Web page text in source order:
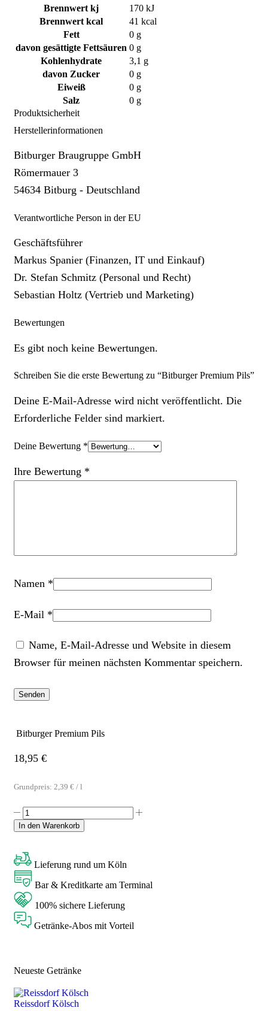
Brennwert kj 170 kJ
Brennwert kcal
41 kcal
Fett
0 g
davon gesättigte Fettsäuren 0 g
Kohlenhydrate
3,1 g
davon Zucker 0 g
Eiweiß
0 g
Salz
0 g
Produktsicherheit
Herstellerinformationen
Bitburger Braugruppe GmbH
Römermauer 3
54634 Bitburg - Deutschland
Verantwortliche Person in der EU
Geschäftsführer
Markus Spanier (Finanzen, IT und Einkauf)
Dr. Stefan Schmitz (Personal und Recht)
Sebastian Holtz (Vertrieb und Marketing)
Bewertungen
Es gibt noch keine Bewertungen.
Schreiben Sie die erste Bewertung zu “Bitburger Premium Pils”
Deine E-Mail-Adresse wird nicht veröffentlicht. Die
Erforderliche Felder sind markiert.
Deine Bewertung *
Ihre Bewertung *
Namen *
E-Mail *
Name, E-Mail-Adresse und Website in diesem
Browser für meinen nächsten Kommentar speichern.
Bitburger Premium Pils
18,95 €
Grundpreis: 2,39 € / l
In den Warenkorb
Lieferung rund um Köln
Bar & Kreditkarte am Terminal
100% sichere Lieferung
Getränke-Abos mit Vorteil
Neueste Getränke
Reissdorf Kölsch